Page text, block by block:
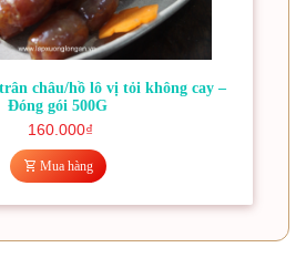
châu/hồ lô vị tỏi không cay –
Đóng gói 500G
160.000₫
Mua hàng